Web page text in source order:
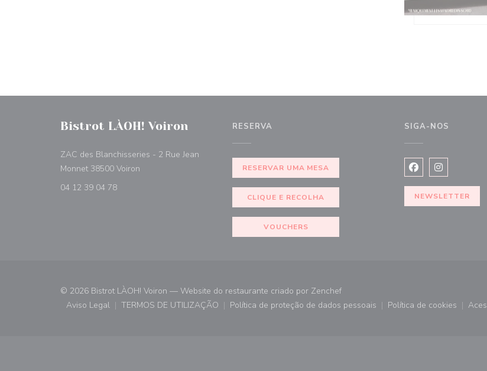
Bistrot LÀOH! Voiron
ZAC des Blanchisseries - 2 Rue Jean
Monnet 38500 Voiron
04 12 39 04 78
RESERVA
RESERVAR UMA MESA
CLIQUE E RECOLHA
VOUCHERS
SIGA-NOS
Facebook ((abre
Instagram
NEWSLETTER
© 2026 Bistrot LÀOH! Voiron — Website do restaurante criado por Zenchef((abre numa nova janela))
Aviso Legal
((abre numa nova janela))
TERMOS DE UTILIZAÇÃO
((abre numa nova janela))
Política de proteção de dados pessoais
((abre numa nova janela))
Política de cookies
((abre numa